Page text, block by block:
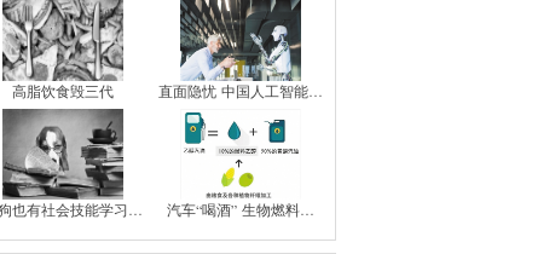
高脂饮食毁三代 直面隐忧 中国人工智能…
也有社会技能学习… 汽车“喝酒” 生物燃料…